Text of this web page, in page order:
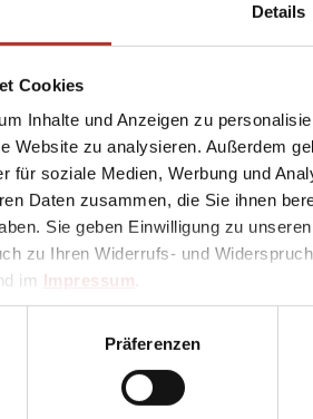
Details
Cookies
Inhalte und Anzeigen zu
Website zu analysieren. Außerdem
für soziale Medien, Werbung und
Daten zusammen, die Sie ihnen
Sie geben Einwilligung zu
zu Ihren Widerrufs- und
im Impressum
Präferenzen